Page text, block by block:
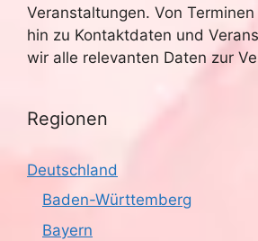
Veranstaltungen. Von
hin zu Kontaktdaten und
wir alle relevanten Daten zur
Regionen
Deutschland
Baden-Württemberg
Bayern